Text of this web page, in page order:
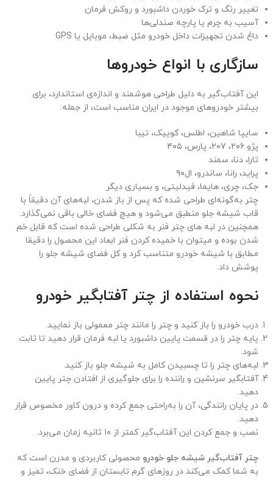
تغییر رنگ و ترک خوردن داشبورد و روکش فرمان
آسیب به چرم یا پارچه صندلی‌ها
داغ شدن تجهیزات داخل خودرو مثل ضبط، موبایل یا GPS
سازگاری با انواع خودروها
این آفتاب‌گیر به دلیل طراحی هوشمند و اندازه‌ی استاندارد، برای
بیشتر خودروهای موجود در ایران مناسب است، از جمله:
سایپا شاهین، اطلس، کوییک، تیبا
پژو ۲۰۶، ۲۰۷، پارس، ۴۰۵
تارا، دنا، سمند
پراید، رانا، ساندرو، ال۹۰
جک، چری، هایما، فیدلیتی، و بسیاری دیگر
چتر به‌گونه‌ای طراحی شده که پس از باز شدن، لبه‌های آن دقیقاً با
قاب شیشه جلو منطبق می‌شود و هیچ فضای خالی باقی نمی‌گذارد.
همچنین در لبه های چتر فنر به شکلی طراحی شده است که قابل خم
شدن بوده و میتوان با خمیده کردن فنر ابعاد این محصول را دقیقا
مطابق با شیشه خودرو متناسب کرد و کل فضای شیشه جلو را
پوشش داد.
نحوه استفاده از چتر آفتابگیر خودرو
درب خودرو را باز کنید و چتر را مانند چتر معمولی باز نمایید.
پایه چتر را در قسمت پایین داشبورد یا لبه فرمان قرار دهید تا ثابت
شود.
لبه‌های چتر را تا چسبیدن کامل به شیشه جلو باز کنید.
آفتابگیر سرنشین و راننده را برای جلوگیری از افتادن چتر پایین
دهید.
در پایان رانندگی، آن را به‌راحتی جمع کرده و درون کاور مخصوص قرار
دهید.
نصب و جمع کردن این آفتاب‌گیر کمتر از ۱۰ ثانیه زمان می‌برد.
چتر آفتاب‌گیر شیشه جلو خودرو محصولی کاربردی و مدرن است که
به شما کمک می‌کند در روزهای گرم تابستان از فضای خنک، تمیز و